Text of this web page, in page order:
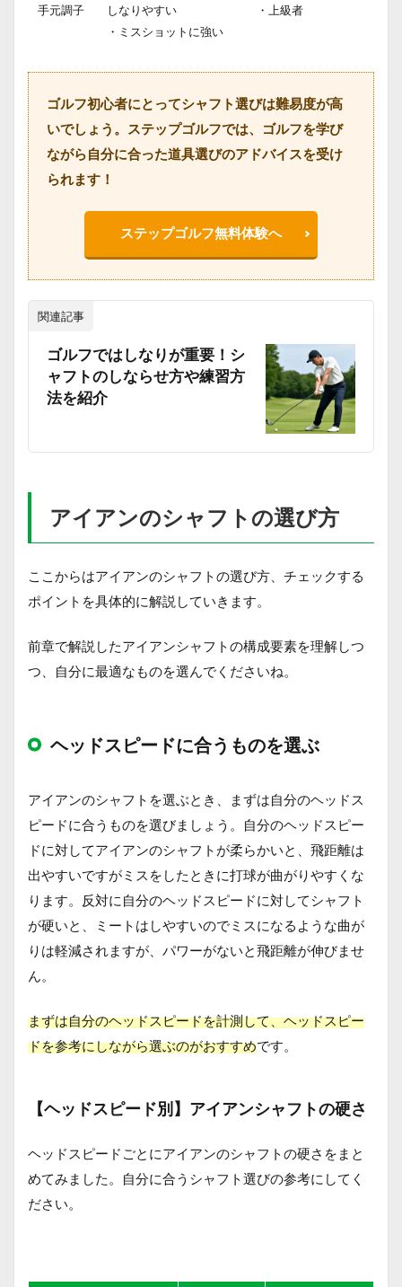
手元調子
しなりやすい
・ミスショットに強い
・上級者
ゴルフ初心者にとってシャフト選びは難易度が高
いでしょう。ステップゴルフでは、ゴルフを学び
ながら自分に合った道具選びのアドバイスを受け
られます！
ステップゴルフ無料体験へ
関連記事
ゴルフではしなりが重要！シ
ャフトのしならせ方や練習方
法を紹介
アイアンのシャフトの選び方
ここからはアイアンのシャフトの選び方、チェックする
ポイントを具体的に解説していきます。
前章で解説したアイアンシャフトの構成要素を理解しつ
つ、自分に最適なものを選んでくださいね。
ヘッドスピードに合うものを選ぶ
アイアンのシャフトを選ぶとき、まずは自分のヘッドス
ピードに合うものを選びましょう。自分のヘッドスピー
ドに対してアイアンのシャフトが柔らかいと、飛距離は
出やすいですがミスをしたときに打球が曲がりやすくな
ります。反対に自分のヘッドスピードに対してシャフト
が硬いと、ミートはしやすいのでミスになるような曲が
りは軽減されますが、パワーがないと飛距離が伸びませ
ん。
まずは自分のヘッドスピードを計測して、ヘッドスピー
ドを参考にしながら選ぶのがおすすめです。
【ヘッドスピード別】アイアンシャフトの硬さ
ヘッドスピードごとにアイアンのシャフトの硬さをまと
めてみました。自分に合うシャフト選びの参考にしてく
ださい。